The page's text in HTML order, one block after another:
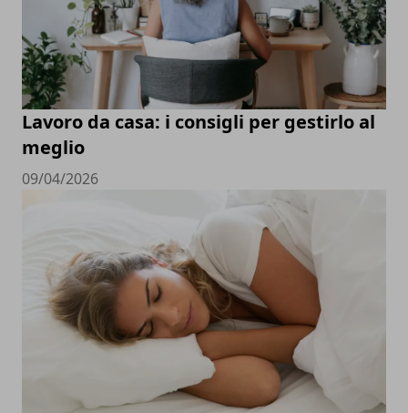
Lavoro da casa: i consigli per gestirlo al
meglio
09/04/2026